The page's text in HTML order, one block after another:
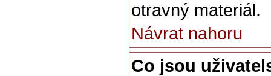
otravný materiál.
Návrat nahoru
Co jsou